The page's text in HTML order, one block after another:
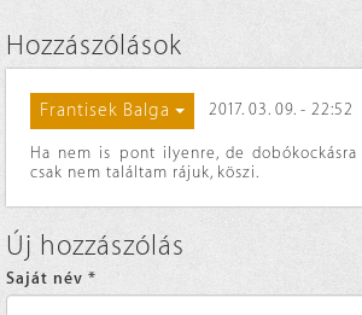
Hozzászólások
Frantisek Balga 2017. 03. 09. - 22:52
Ha nem is pont ilyenre, de
csak nem találtam rájuk, köszi.
Új hozzászólás
Saját név *